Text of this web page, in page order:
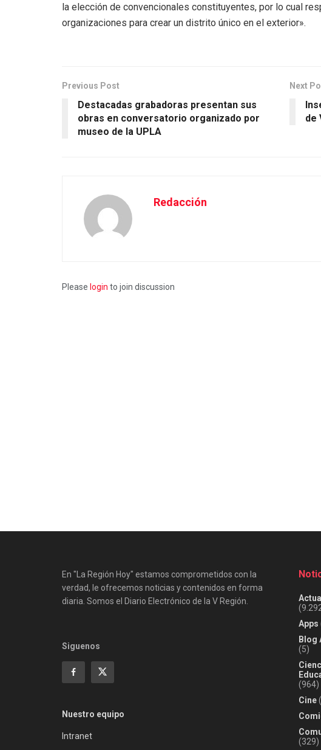
la elección de convencionales constituyentes, por lo cual
organizaciones para crear un distrito único en el exterior».
Previous Post
Destacadas grabadoras presentan sus
obras en conversatorio organizado por
museo de la UPLA
Next
de
Redacción
Please login to join discussion
En "La Región Hoy" estamos comprometidos con la
verdad, le ofrecemos noticias y contenidos en forma
diaria. Somos el Diario Electrónico de la V Región.
Siguenos
Nuestro equipo
Intranet
Apps
Blog
(5)
(964)
Cine
(329)